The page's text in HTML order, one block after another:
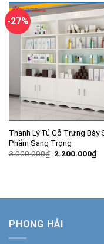
-27%
Thanh Lý Tủ Gỗ Trưng Bày
Phẩm Sang Trọng
3.000.000₫ Giá
2.200.000₫Giá
PHONG HẢI